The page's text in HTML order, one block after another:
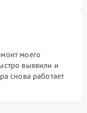
моего
выявили и
снова работает